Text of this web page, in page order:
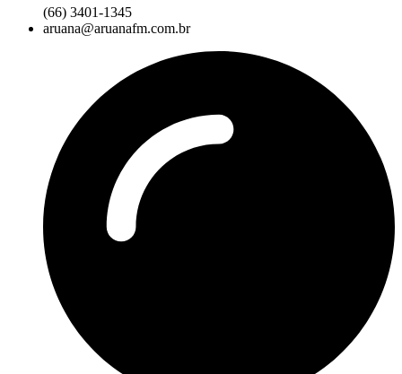
(66) 3401-1345
aruana@aruanafm.com.br